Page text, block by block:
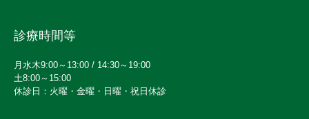
診療時間等
月水木9:00～13:00 / 14:30～19:00
土8:00～15:00
休診日：火曜・金曜・日曜・祝日休診